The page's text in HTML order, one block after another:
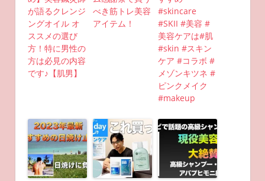
が語るクレンジ
ングオイル オ
ススメの選び
方！特に男性の
方は必見の内容
です♪【肌男】
べき筋トレ美容
アイテム！
#skincare
#SKII #美容 #
美容ケアは#肌
#skin #スキン
ケア #コラボ #
メゾンキツネ #
ピンクメイク
#makeup